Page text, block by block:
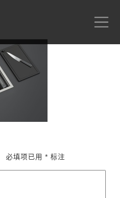
必填项已用 * 标注